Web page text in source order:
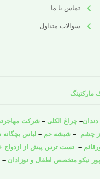
تماس با ما
سوالات متداول
مارکتینگ
– چراغ الکلی – شرکت
چشم – شیشه خم – لباس بچگانه
– تست ترس پیش از ازدواج +
نیکو متخصص اطفال و نوزادان –